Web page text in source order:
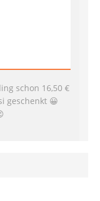
schon 16,50 €
geschenkt 😀